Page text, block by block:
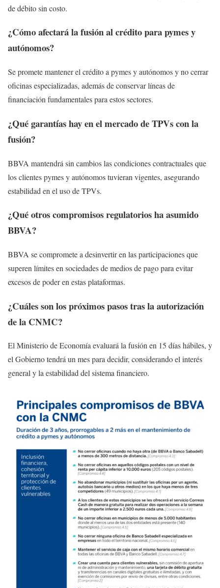
de débito sin costo.
¿Cómo afectará la fusión al crédito para pymes y
autónomos?
Se promete mantener el crédito a pymes y autónomos y no cerrar
oficinas especializadas, además de conservar líneas de
financiación fundamentales para estos sectores.
¿Qué garantías hay en el mercado de TPVs con la
fusión?
BBVA mantendrá sin cambios las condiciones contractuales que
los clientes pymes y autónomos tuvieran vigentes, asegurando
estabilidad en el uso de TPVs.
¿Qué otros compromisos regulatorios ha asumido
BBVA?
BBVA se compromete a desinvertir en las participaciones que
superen límites en sociedades de medios de pago para evitar
excesos de poder en estas plataformas.
¿Cuáles son los próximos pasos tras la autorización
de la CNMC?
El Ministerio de Economía evaluará la fusión en 15 días hábiles, y
el Gobierno tendrá un mes para decidir, considerando el interés
general y la estabilidad del sistema financiero.